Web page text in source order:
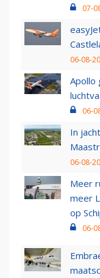
07-
06-08-
Apollo
06-
In
06-08-
Meer
meer
op
06-